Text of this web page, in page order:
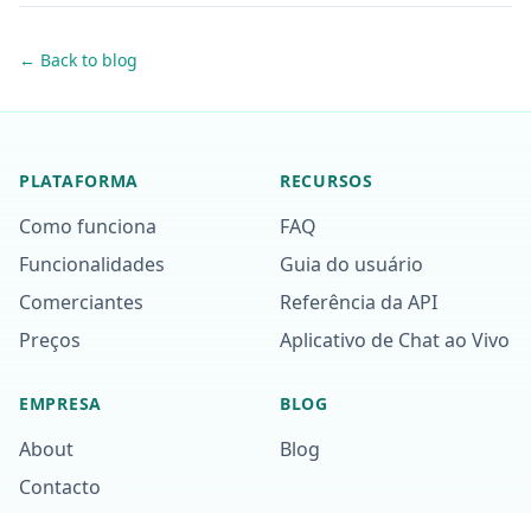
← Back to blog
PLATAFORMA
Como funciona
Funcionalidades
Comerciantes
Preços
RECURSOS
FAQ
Guia do usuário
Referência da API
Aplicativo de Chat ao Vivo
EMPRESA
About
Contacto
BLOG
Blog